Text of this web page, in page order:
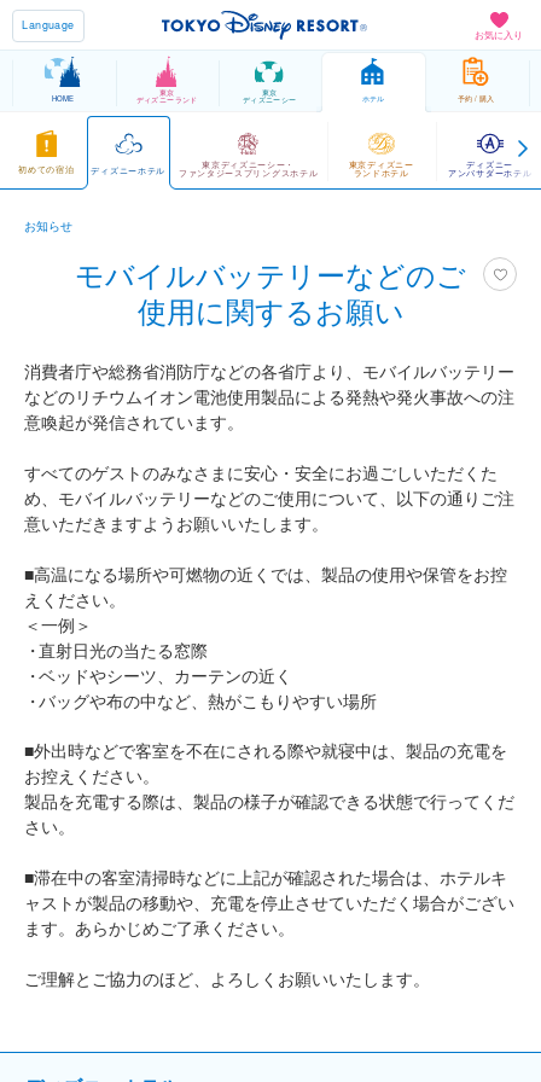
お気に入り
Language
HOME
東京
ディズニーランド
東京
ディズニーシー ホテル 予約 / 購入
初めての宿泊 ディズニーホテル 東京ディズニーシー・
ファンタジースプリングスホテル
東京ディズニー
ランドホテル
ディズニー
アンバサダーホテル
お知らせ
モバイルバッテリーなどのご
使用に関するお願い
消費者庁や総務省消防庁などの各省庁より、モバイルバッテリー
などのリチウムイオン電池使用製品による発熱や発火事故への注
意喚起が発信されています。
すべてのゲストのみなさまに安心・安全にお過ごしいただくた
め、モバイルバッテリーなどのご使用について、以下の通りご注
意いただきますようお願いいたします。
■高温になる場所や可燃物の近くでは、製品の使用や保管をお控
えください。
＜一例＞
直射日光の当たる窓際
ベッドやシーツ、カーテンの近く
バッグや布の中など、熱がこもりやすい場所
■外出時などで客室を不在にされる際や就寝中は、製品の充電を
お控えください。
製品を充電する際は、製品の様子が確認できる状態で行ってくだ
さい。
■滞在中の客室清掃時などに上記が確認された場合は、ホテルキ
ャストが製品の移動や、充電を停止させていただく場合がござい
ます。あらかじめご了承ください。
ご理解とご協力のほど、よろしくお願いいたします。